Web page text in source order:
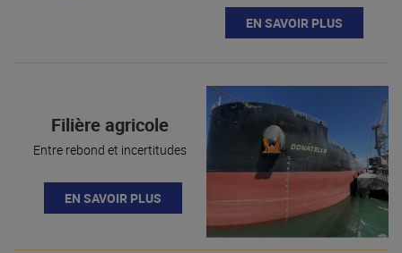
EN SAVOIR PLUS
Filière agricole
Entre rebond et incertitudes
EN SAVOIR PLUS